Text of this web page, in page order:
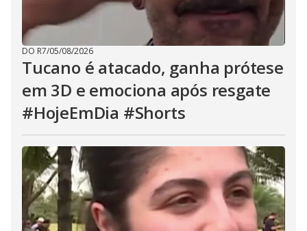
DO R7/05/08/2026
Tucano é atacado, ganha prótese
em 3D e emociona após resgate
#HojeEmDia #Shorts